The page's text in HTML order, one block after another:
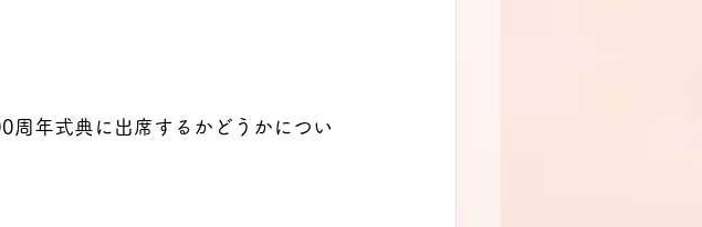
周年式典に出席するかどうかについ